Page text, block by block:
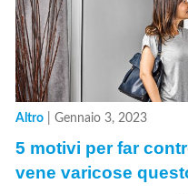
Altro Gennaio 3, 2023
5 motivi per far
vene varicose